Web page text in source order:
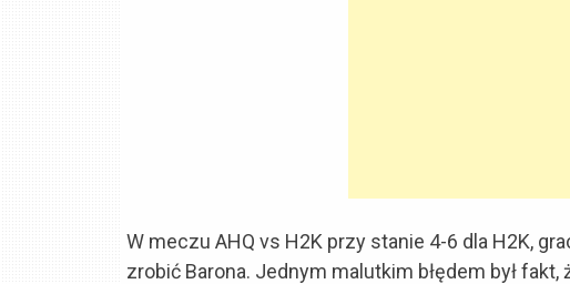
W meczu AHQ vs H2K przy stanie 4-6 dla H2K,
zrobić Barona. Jednym malutkim błędem był